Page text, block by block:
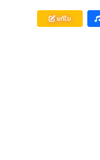
แก้ไข